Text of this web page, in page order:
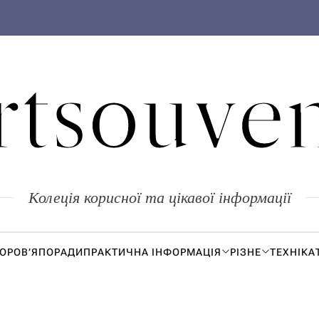
Колеція корисної та цікавої інформації
ПОРАДИПРАКТИЧНА ІНФОРМАЦІЯ РІЗНЕ ТЕХНІКА